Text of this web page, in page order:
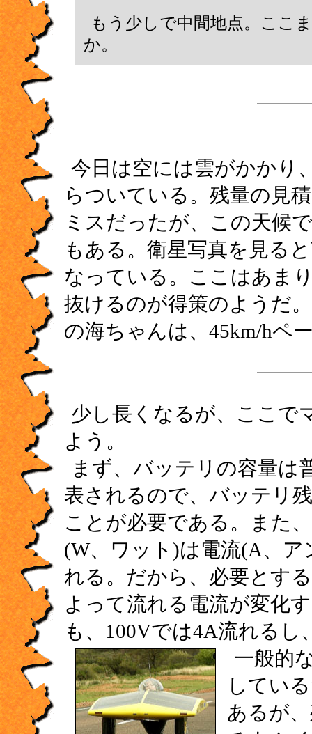
もう少しで中間地点。ここ
か。
今日は空には雲がかかり
らついている。残量の見
ミスだったが、この天候
もある。衛星写真を見る
なっている。ここはあま
抜けるのが得策のようだ
の海ちゃんは、45km/hペ
少し長くなるが、ここで
よう。
まず、バッテリの容量は
表されるので、バッテリ
ことが必要である。また
(W、ワット)は電流(A、
れる。だから、必要とす
よって流れる電流が変化
も、100Vでは4A流れる
一般的
してい
あるが